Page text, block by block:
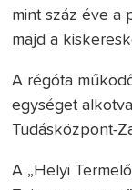
mint száz éve a
majd a
A régóta
egységet
Tudásközpont-
A „Helyi